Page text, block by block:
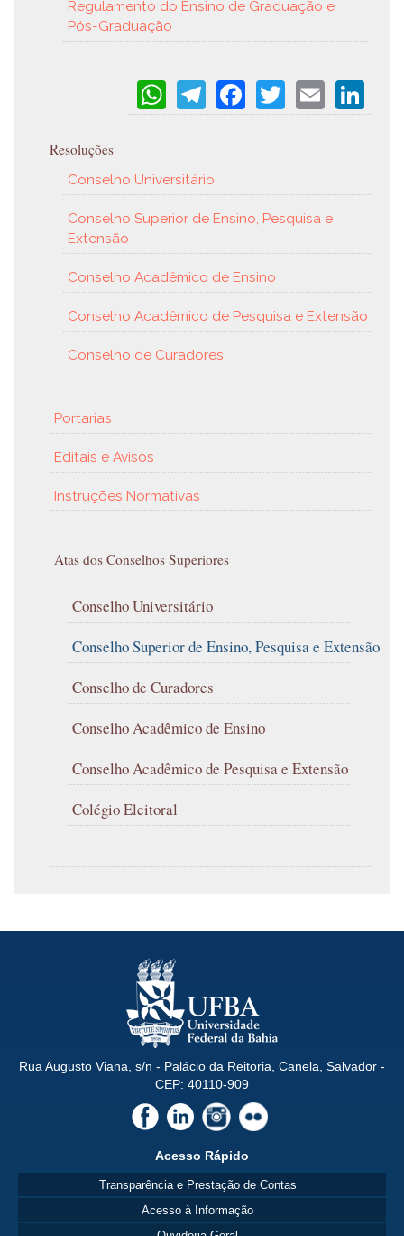
Regulamento do Ensino de Graduação e
Pós-Graduação
WhatsApp
Telegram
Facebook
Twitter
Email
Resoluções
Conselho Universitário
Conselho Superior de Ensino, Pesquisa e
Extensão
Conselho Acadêmico de Ensino
Conselho Acadêmico de Pesquisa e Extensão
Conselho de Curadores
Portarias
Editais e Avisos
Instruções Normativas
Atas dos Conselhos Superiores
Conselho Universitário
Conselho Superior de Ensino, Pesquisa e Extensão
Conselho de Curadores
Conselho Acadêmico de Ensino
Conselho Acadêmico de Pesquisa e Extensão
Colégio Eleitoral
Rua Augusto Viana, s/n - Palácio da Reitoria, Canela, Salvador -
CEP: 40110-909
Acesso Rápido
Transparência e Prestação de Contas
Acesso à Informação